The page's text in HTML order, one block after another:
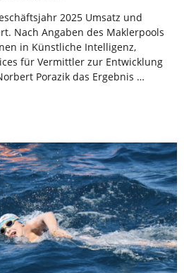
2025 Umsatz und
Nach Angaben des Maklerpools
in Künstliche Intelligenz,
für Vermittler zur Entwicklung
Porazik das Ergebnis …